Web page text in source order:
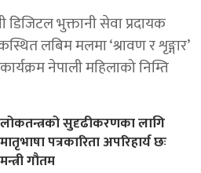
डिजिटल भुक्तानी सेवा प्रदायक
लबिम मलमा ‘श्रावण र शृङ्गार’
नेपाली महिलाको निम्ति
लोकतन्त्रको सुदृढीकरणका लागि
मातृभाषा पत्रकारिता अपरिहार्य छः
मन्त्री गौतम